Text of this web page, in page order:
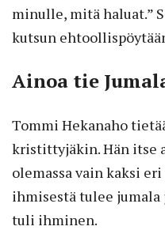
minulle, mitä haluat.”
kutsun
Ainoa tie
Tommi Hekanaho
kristittyjäkin. Hän itse
olemassa vain kaksi
ihmisestä tulee jumala
tuli ihminen.